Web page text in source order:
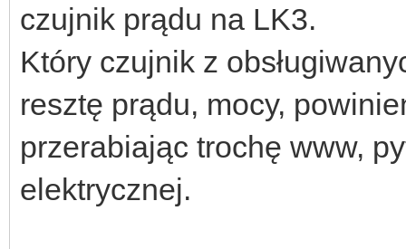
czujnik prądu na LK3.
Który czujnik z
resztę prądu, mocy,
przerabiając trochę www,
elektrycznej.